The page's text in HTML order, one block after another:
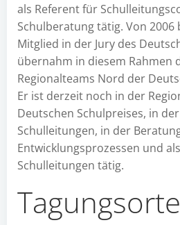
als Referent für
Schulberatung tätig. Von 2006
Mitglied in der Jury des
übernahm in diesem Rahmen
Regionalteams Nord der
Er ist derzeit noch in der
Deutschen Schulpreises, in
Schulleitungen, in der
Entwicklungsprozessen und
Schulleitungen tätig.
Tagungsorte